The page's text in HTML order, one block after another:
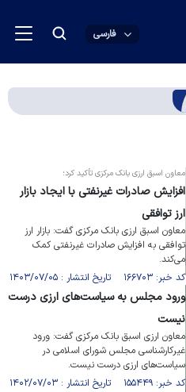
فارسی
معاون اسبق ارزی بانک مرکزی تأکید کرد؛
افزایش صادرات غیرنفتی با ایجاد بازار
ارز توافقی
معاون اسبق ارزی بانک مرکزی گفت: بازار ارز
توافقی به افزایش صادرات غیرنفتی کمک
می‌کند.
کد خبر: ۱۶۶۷۰۳ تاریخ انتشار : ۱۴۰۳/۰۷/۰۵
ورود مجلس به سیاست‌های ارزی درست
نیست
معاون ارزی اسبق بانک مرکزی گفت: ورود
غیرکارشناسی مجلس شورای اسلامی در
سیاست‌های ارزی درست نیست.
کد خبر: ۱۵۵۴۴۹ تاریخ انتشار : ۱۴۰۲/۰۷/۰۳